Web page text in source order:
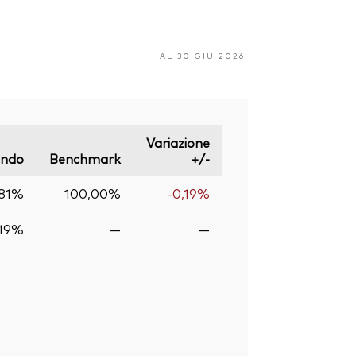
AL 30 GIU 2026
Benchmark
Variazione
+/-
100,00% -0,19%
— —